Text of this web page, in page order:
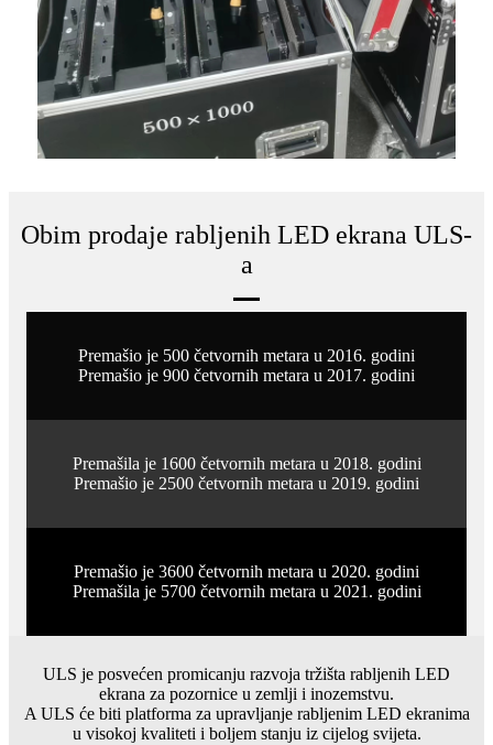
Obim prodaje rabljenih LED ekrana ULS-
a
Premašio je 500 četvornih metara u 2016. godini
Premašio je 900 četvornih metara u 2017. godini
Premašila je 1600 četvornih metara u 2018. godini
Premašio je 2500 četvornih metara u 2019. godini
Premašio je 3600 četvornih metara u 2020. godini
Premašila je 5700 četvornih metara u 2021. godini
ULS je posvećen promicanju razvoja tržišta rabljenih LED
ekrana za pozornice u zemlji i inozemstvu.
A ULS će biti platforma za upravljanje rabljenim LED ekranima
u visokoj kvaliteti i boljem stanju iz cijelog svijeta.